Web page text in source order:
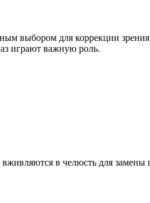
выбором для коррекции
играют важную роль.
в челюсть для